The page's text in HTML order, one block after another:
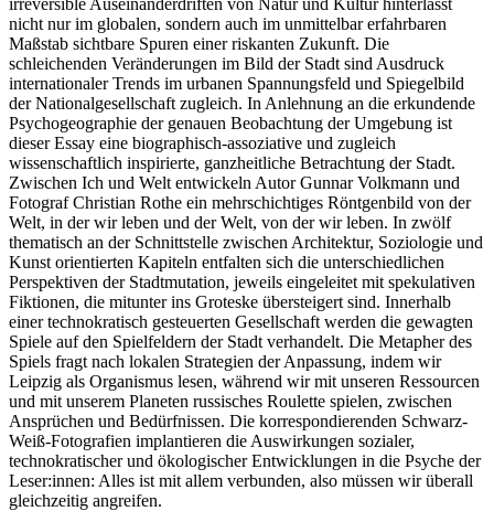
nicht nur im globalen, sondern auch im unmittelbar erfahrbaren
Maßstab sichtbare Spuren einer riskanten Zukunft. Die
schleichenden Veränderungen im Bild der Stadt sind Ausdruck
internationaler Trends im urbanen Spannungsfeld und Spiegelbild
der Nationalgesellschaft zugleich. In Anlehnung an die erkundende
Psychogeographie der genauen Beobachtung der Umgebung ist
dieser Essay eine biographisch-assoziative und zugleich
wissenschaftlich inspirierte, ganzheitliche Betrachtung der Stadt.
Zwischen Ich und Welt entwickeln Autor Gunnar Volkmann und
Fotograf Christian Rothe ein mehrschichtiges Röntgenbild von der
Welt, in der wir leben und der Welt, von der wir leben. In zwölf
thematisch an der Schnittstelle zwischen Architektur, Soziologie und
Kunst orientierten Kapiteln entfalten sich die unterschiedlichen
Perspektiven der Stadtmutation, jeweils eingeleitet mit spekulativen
Fiktionen, die mitunter ins Groteske übersteigert sind. Innerhalb
einer technokratisch gesteuerten Gesellschaft werden die gewagten
Spiele auf den Spielfeldern der Stadt verhandelt. Die Metapher des
Spiels fragt nach lokalen Strategien der Anpassung, indem wir
Leipzig als Organismus lesen, während wir mit unseren Ressourcen
und mit unserem Planeten russisches Roulette spielen, zwischen
Ansprüchen und Bedürfnissen. Die korrespondierenden Schwarz-
Weiß-Fotografien implantieren die Auswirkungen sozialer,
technokratischer und ökologischer Entwicklungen in die Psyche der
Leser:innen: Alles ist mit allem verbunden, also müssen wir überall
gleichzeitig angreifen.